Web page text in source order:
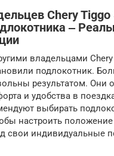
Chery Tiggo
‒
владельцами Chery
подлокотник.
результатом. Они
и удобства в
выбирать
настроить положение
свои индивидуальные